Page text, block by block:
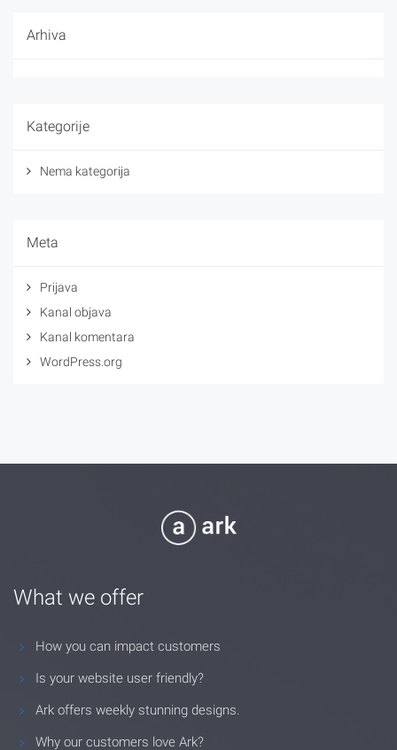
Arhiva
Kategorije
Nema kategorija
Meta
Prijava
Kanal objava
Kanal komentara
WordPress.org
What we offer
How you can impact customers
Is your website user friendly?
Ark offers weekly stunning designs.
Why our customers love Ark?